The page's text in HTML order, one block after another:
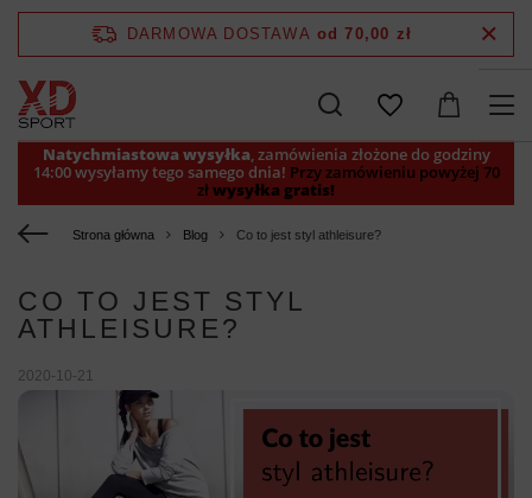
Natychmiastowa wysyłka, zamówienia złożone do godziny
14:00 wysyłamy tego samego dnia! Przy zamówieniu powyżej 70
złwysyłka gratis!
DARMOWA DOSTAWA od 70,00 zł
Strona główna Blog Co to jest styl athleisure?
CO TO JEST STYL
ATHLEISURE?
2020-10-21